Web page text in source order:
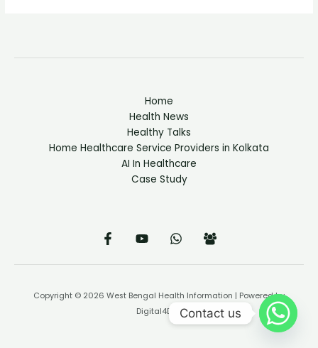
Home
Health News
Healthy Talks
Home Healthcare Service Providers in Kolkata
AI In Healthcare
Case Study
Copyright © 2026 West Bengal Health Information | Powered by
Digital4DocContact us